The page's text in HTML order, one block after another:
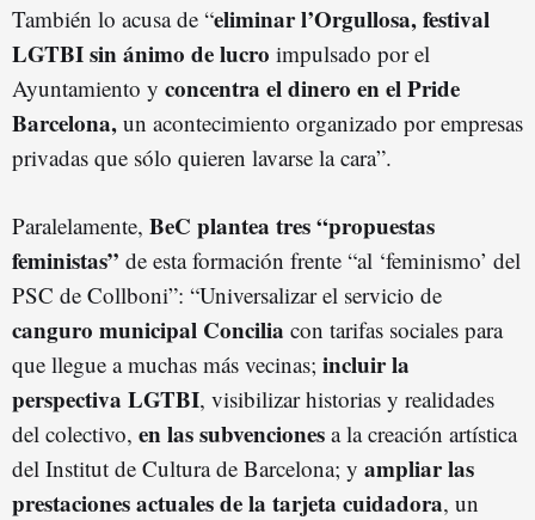
También lo acusa de “eliminar l’Orgullosa, festival
LGTBI sin ánimo de lucro impulsado por el
Ayuntamiento y concentra el dinero en el Pride
Barcelona, un acontecimiento organizado por empresas
privadas que sólo quieren lavarse la cara”.
Paralelamente, BeC plantea tres “propuestas
feministas” de esta formación frente “al ‘feminismo’ del
PSC de Collboni”: “Universalizar el servicio de
canguro municipal Concilia con tarifas sociales para
que llegue a muchas más vecinas; incluir la
perspectiva LGTBI, visibilizar historias y realidades
del colectivo, en las subvenciones a la creación artística
del Institut de Cultura de Barcelona; y ampliar las
prestaciones actuales de la tarjeta cuidadora, un